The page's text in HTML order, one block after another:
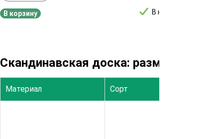
В наличии
В корзину
Скандинавская доска: размеры и цены
Материал Сорт